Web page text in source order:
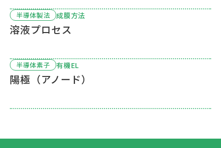
半導体製法 成膜方法
溶液プロセス
半導体素子 有機EL
陽極（アノード）